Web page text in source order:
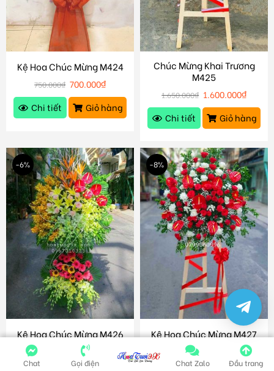
Kệ Hoa Chúc Mừng M424
750.000₫ 700.000₫
Chi tiết
Giỏ hàng
Chúc Mừng Khai Trương
M425
1.650.000₫ 1.600.000₫
Chi tiết
Giỏ hàng
-6%
Kệ Hoa Chúc Mừng M426
1.600.000 1.500.000
-8%
Kệ Hoa Chúc Mừng M427
1.300.000₫ 1.200.000₫
Chat Gọi điện Chat Zalo Đầu trang